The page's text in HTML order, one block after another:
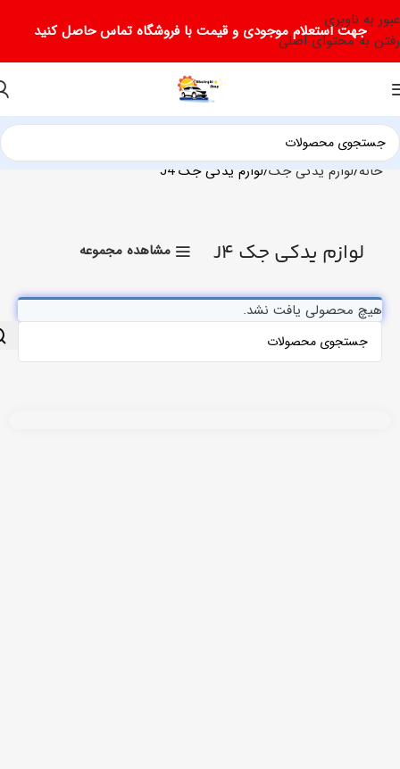
عبور به ناوبری
رفتن به محتوای اصلی
جهت استعلام موجودی و قیمت با فروشگاه تماس حاصل کنید
خانه لوازم یدکی جک لوازم یدکی جک J4
لوازم یدکی جک J4 مشاهده مجموعه
هیچ محصولی یافت نشد.